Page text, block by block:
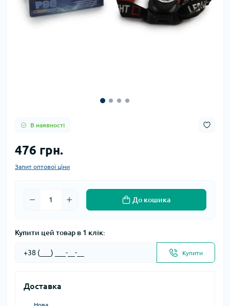
В наявності
476 грн.
Запит оптової ціни
До кошика
Купити цей товар в 1 клік:
Купити
Доставка